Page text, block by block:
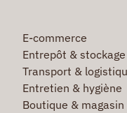
E-commerce
Entrepôt & stockage
Transport &
Entretien & hygiène
Boutique & magasin